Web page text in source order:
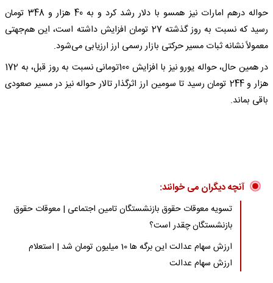
حواله درهم امارات نیز همسو با دلار رشد کرد و به 40 هزار و 348 تومان
رسید که نسبت به روز گذشته 27 تومان افزایش داشته است، این هم‌جهتی
معمولاً نشانه ثبات مسیر حرکتی بازار رسمی ارز ارزیابی می‌شود.
در همین حال، حواله یورو نیز با افزایش 100تومانی نسبت به روز قبل، به 172
هزار و 244 تومان رسید تا سومین ارز اثرگذار تالار حواله نیز در مسیر صعودی
باقی بماند.
آنچه دیگران می خوانند:
تسویه معوقات حقوق بازنشستگان تامین اجتماعی | معوقات حقوق
بازنشستگان چقدر است؟
ارزش سهام عدالت این برگه ها 10 میلیون تومان شد | استعلام
ارزش سهام عدالت